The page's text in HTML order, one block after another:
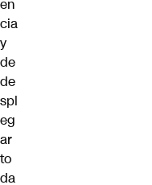
en
cia
y
de
de
spl
eg
ar
to
da